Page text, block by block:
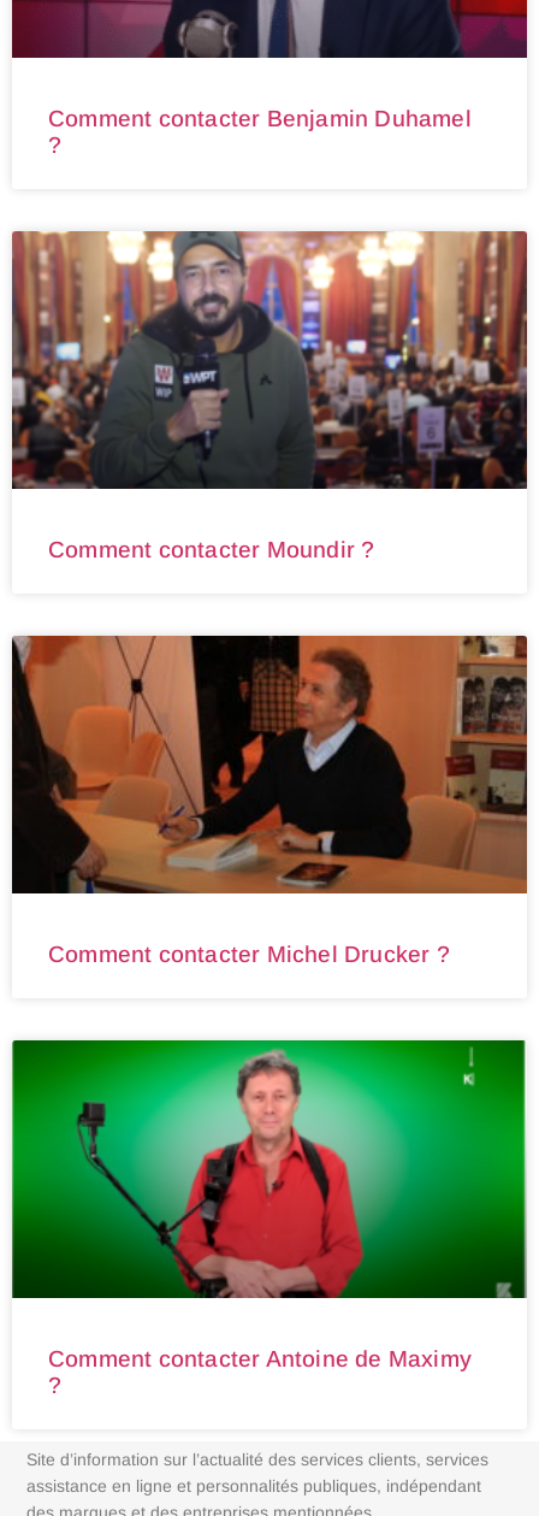
Comment contacter Benjamin Duhamel
?
Comment contacter Moundir ?
Comment contacter Michel Drucker ?
Comment contacter Antoine de Maximy
?
Site d’information sur l’actualité des services clients, services
assistance en ligne et personnalités publiques, indépendant